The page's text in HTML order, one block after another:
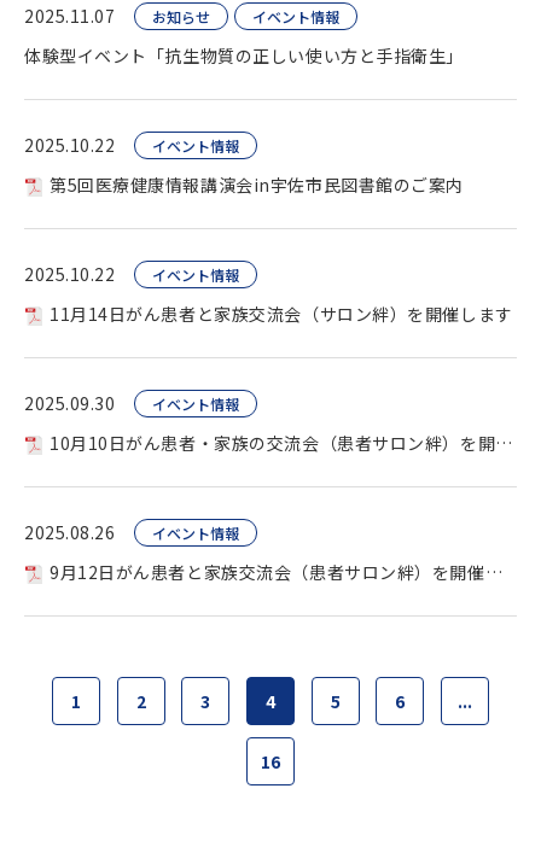
2025.11.07 お知らせ イベント情報
体験型イベント「抗生物質の正しい使い方と手指衛生」
2025.10.22 イベント情報
第5回医療健康情報講演会in宇佐市民図書館のご案内
2025.10.22 イベント情報
11月14日がん患者と家族交流会（サロン絆）を開催します
2025.09.30 イベント情報
10月10日がん患者・家族の交流会（患者サロン絆）を開催します
2025.08.26 イベント情報
9月12日がん患者と家族交流会（患者サロン絆）を開催します。
1 2 3 4 5 6 ...
16